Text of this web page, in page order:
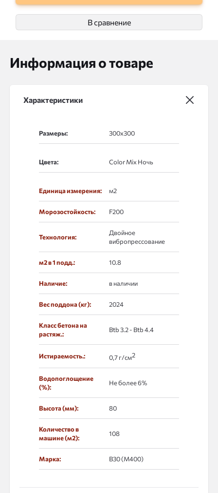
В сравнение
Информация о товаре
Характеристики
Размеры:
Цвета:
Единица измерения: м2
Морозостойкость: F200
Технология:
Двойное
вибропрессование
м2 в 1 подд.: 10.8
Наличие: в наличии
Вес поддона (кг): 2024
Класс бетона на
растяж.:
Btb 3.2 - Btb 4.4
Истираемость.: 0,7 г/см2
Водопоглощение
(%):
Не более 6%
Высота (мм): 80
Количество в
машине (м2):
108
Марка: В30 (М400)